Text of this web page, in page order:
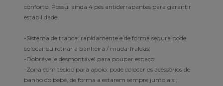
conforto. Possui ainda 4 pés antiderrapantes para garantir
estabilidade.
-Sistema de tranca: rapidamente e de forma segura pode
colocar ou retirar a banheira / muda-fraldas;
-Dobrável e desmontável para poupar espaço;
-Zona com tecido para apoio: pode colocar os acessórios de
banho do bebé, de forma a estarem sempre junto a si;